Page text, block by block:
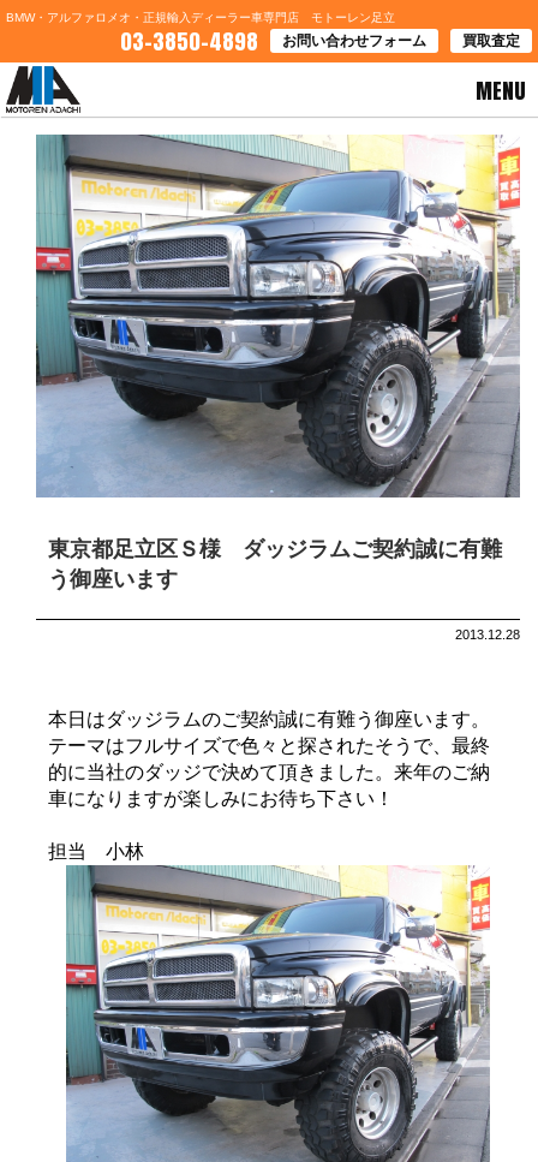
BMW・アルファロメオ・正規輸入ディーラー車専門店 モトーレン足立
03-3850-4898 お問い合わせフォーム 買取査定
MENU
HOME>ブログ一覧
東京都足立区Ｓ様 ダッジラムご契約誠に有難
う御座います
2013.12.28
本日はダッジラムのご契約誠に有難う御座います。
テーマはフルサイズで色々と探されたそうで、最終
的に当社のダッジで決めて頂きました。来年のご納
車になりますが楽しみにお待ち下さい！
担当 小林